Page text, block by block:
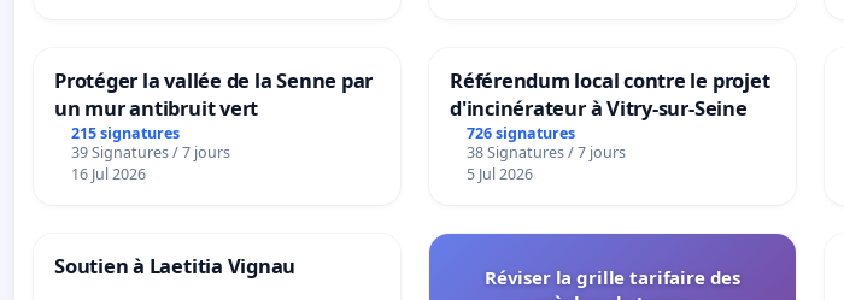
Protéger la vallée de la Senne par
un mur antibruit vert
215 signatures
39 Signatures / 7 jours
16 Jul 2026
Référendum local contre le projet
d'incinérateur à Vitry-sur-Seine
726 signatures
38 Signatures / 7 jours
5 Jul 2026
Soutien à Laetitia Vignau
Réviser la grille tarifaire des